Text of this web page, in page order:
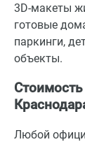
3D-макеты
готовые
паркинги,
объекты.
Любой